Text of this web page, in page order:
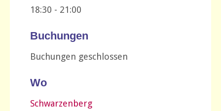
18:30 - 21:00
Buchungen
Buchungen geschlossen
Wo
Schwarzenberg